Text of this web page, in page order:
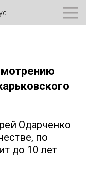
Одарченко
по
до 10 лет